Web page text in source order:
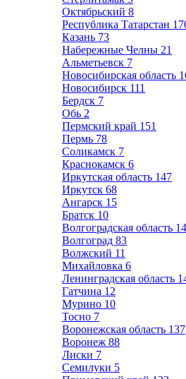
Октябрьский 8
Республика Татарстан
Казань 73
Набережные Челны 21
Альметьевск 7
Новосибирская область
Новосибирск 111
Бердск 7
Обь 2
Пермский край 151
Пермь 78
Соликамск 7
Краснокамск 6
Иркутская область 147
Иркутск 68
Ангарск 15
Братск 10
Волгоградская область
Волгоград 83
Волжский 11
Михайловка 6
Ленинградская область
Гатчина 12
Мурино 10
Тосно 7
Воронежская область 137
Воронеж 88
Лиски 7
Семилуки 5